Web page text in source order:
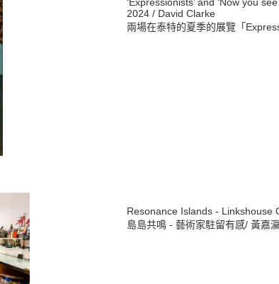
2024 / David Clarke
兩場在泰特的夏季的展覽「
Resonance Islands - Linkshouse
島島共鳴 - 藝術家駐留有感/ 黃嘉